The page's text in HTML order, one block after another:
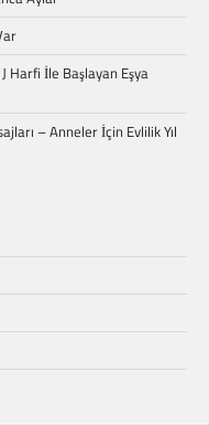
Harfi İle Başlayan Eşya
– Anneler İçin Evlilik Yıl